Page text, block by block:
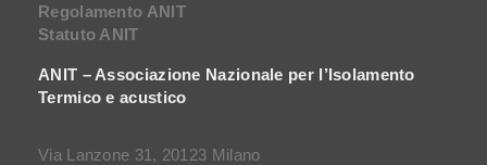
Regolamento ANIT
Statuto ANIT
ANIT – Associazione Nazionale per l’Isolamento
Termico e acustico
Via Lanzone 31, 20123 Milano